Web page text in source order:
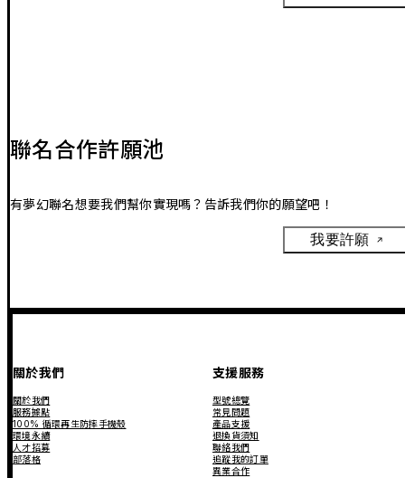
聯名合作許願池
有夢幻聯名想要我們幫你實現嗎？告訴我們你的願望吧！
我要許願
關於我們
關於我們
服務據點
100% 循環再生防摔手機殼
環境永續
人才招募
部落格
支援服務
型號總覽
常見問題
產品支援
退換貨須知
聯絡我們
追蹤我的訂單
異業合作